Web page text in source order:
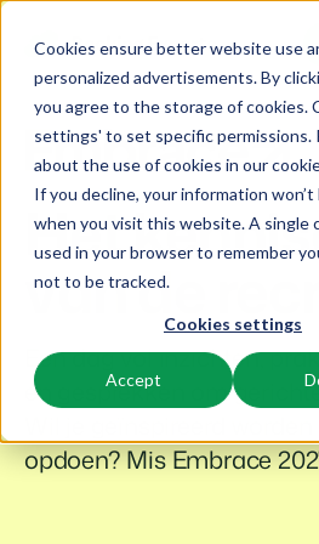
Cookies ensure better website use
personalized advertisements. By
you agree to the storage of cookies.
settings' to set specific permissions.
about the use of cookies in our
If you decline, your information
when you visit this website. A single
used in your browser to remember
not to be tracked.
Cookies settings
Accept
Platform
BEX PMS
Reserveringssysteem
Beheer alle back office processen.
Adverteer jouw aanbod op een mix van
Boost directe boekingen via jouw
Oplossingen
Booking Experts voor:
Villa's, bungalows, chalets en
Hotelkamers, appartementen, B&Bs
Resources
Kennis
BEX Educate | Pro
Blijven leren, blijven leiden in de
Prijzen
Klantverhalen
Het
van de
Een dag vol inzichten,
en gesprekken om
opdoen? Mis Embrace